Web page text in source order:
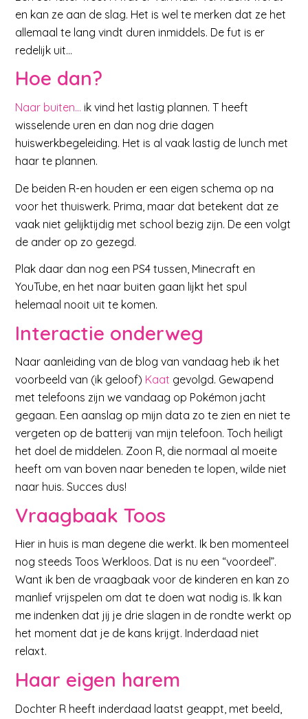
en kan ze aan de slag. Het is wel te merken dat ze het
allemaal te lang vindt duren inmiddels. De fut is er
redelijk uit…
Hoe dan?
Naar buiten… ik vind het lastig plannen. T heeft
wisselende uren en dan nog drie dagen
huiswerkbegeleiding. Het is al vaak lastig de lunch met
haar te plannen.
De beiden R-en houden er een eigen schema op na
voor het thuiswerk. Prima, maar dat betekent dat ze
vaak niet gelijktijdig met school bezig zijn. De een volgt
de ander op zo gezegd.
Plak daar dan nog een PS4 tussen, Minecraft en
YouTube, en het naar buiten gaan lijkt het spul
helemaal nooit uit te komen.
Interactie onderweg
Naar aanleiding van de blog van vandaag heb ik het
voorbeeld van (ik geloof) Kaat gevolgd. Gewapend
met telefoons zijn we vandaag op Pokémon jacht
gegaan. Een aanslag op mijn data zo te zien en niet te
vergeten op de batterij van mijn telefoon. Toch heiligt
het doel de middelen. Zoon R, die normaal al moeite
heeft om van boven naar beneden te lopen, wilde niet
naar huis. Succes dus!
Vraagbaak Toos
Hier in huis is man degene die werkt. Ik ben momenteel
nog steeds Toos Werkloos. Dat is nu een “voordeel”.
Want ik ben de vraagbaak voor de kinderen en kan zo
manlief vrijspelen om dat te doen wat nodig is. Ik kan
me indenken dat jij je drie slagen in de rondte werkt op
het moment dat je de kans krijgt. Inderdaad niet
relaxt.
Haar eigen harem
Dochter R heeft inderdaad laatst geappt, met beeld,